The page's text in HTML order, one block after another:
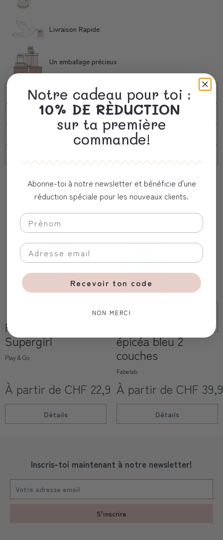
Livraison Rapide
Un emballage précieux
Description
Vous aimerez aussi
Play & Go mini,
Supergirl
Play & Go
À partir de CHF 22,90
Détails
épicéa bleu 2
couches
Fabelab
À partir de CHF
Détails
Inscris-toi maintenant à notre newsletter!
S'inscrire
Notre cadeau pour toi :
10% DE RÈDUCTION
sur ta première
commande!
Abonne-toi à notre newsletter et bénéficie d'une
réduction spéciale pour les nouveaux clients.
Recevoir ton code
NON MERCI